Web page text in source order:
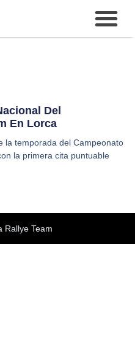
Del
En Lorca
la temporada del Campeonato
la primera cita puntuable
Rallye Team